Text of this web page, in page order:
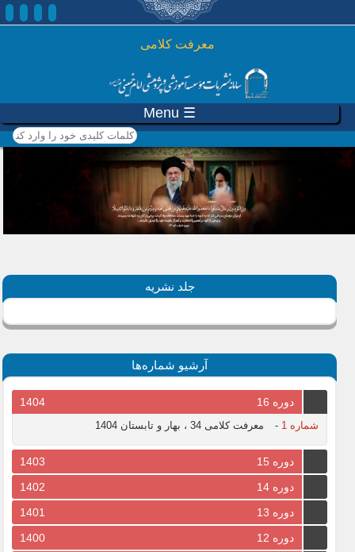
رفتن به محتوای اصلی
معرفت کلامی
☰ Menu
کلمات کلیدی خود را وارد
کنید
جلد نشریه
آرشیو شماره‌ها
دوره 16 1404
شماره 1 - معرفت کلامی 34 ، بهار و تابستان 1404
دوره 15
1403
دوره 14
1402
دوره 13
1401
دوره 12
1400